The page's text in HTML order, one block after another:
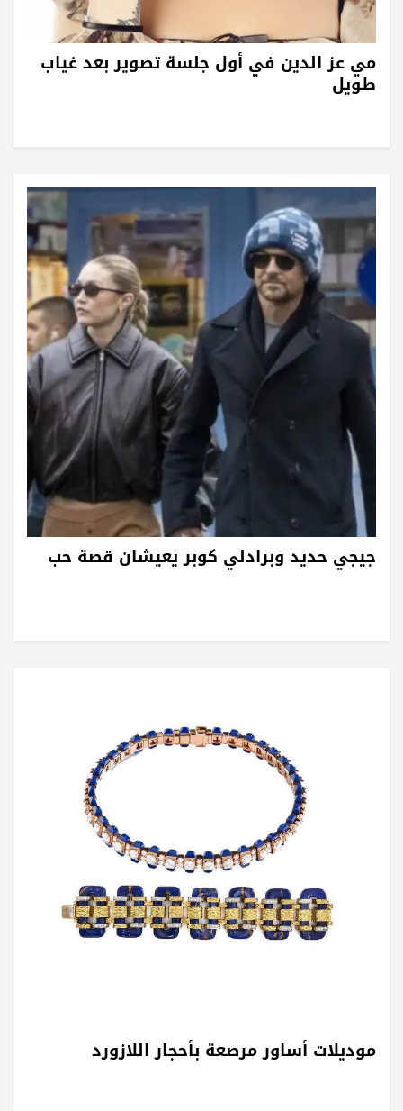
مي عز الدين في أول جلسة تصوير بعد غياب
طويل
جيجي حديد وبرادلي كوبر يعيشان قصة حب
موديلات أساور مرصعة بأحجار اللازورد